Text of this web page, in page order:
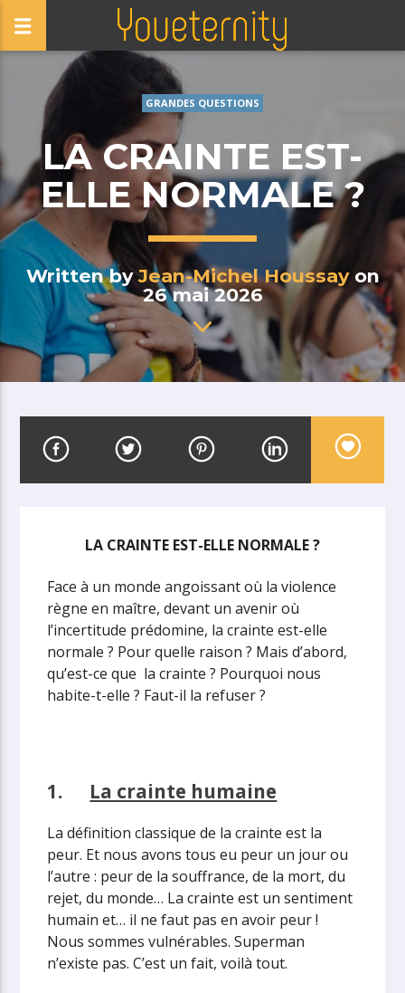
GRANDES QUESTIONS
LA CRAINTE EST-
ELLE NORMALE ?
Written byJean-Michel Houssayon
26 mai 2026
LA CRAINTE EST-ELLE NORMALE ?
Face à un monde angoissant où la violence
règne en maître, devant un avenir où
l’incertitude prédomine, la crainte est-elle
normale ? Pour quelle raison ? Mais d’abord,
qu’est-ce que la crainte ? Pourquoi nous
habite-t-elle ? Faut-il la refuser ?
1. La crainte humaine
La définition classique de la crainte est la
peur. Et nous avons tous eu peur un jour ou
l’autre : peur de la souffrance, de la mort, du
rejet, du monde… La crainte est un sentiment
humain et… il ne faut pas en avoir peur !
Nous sommes vulnérables. Superman
n’existe pas. C’est un fait, voilà tout.